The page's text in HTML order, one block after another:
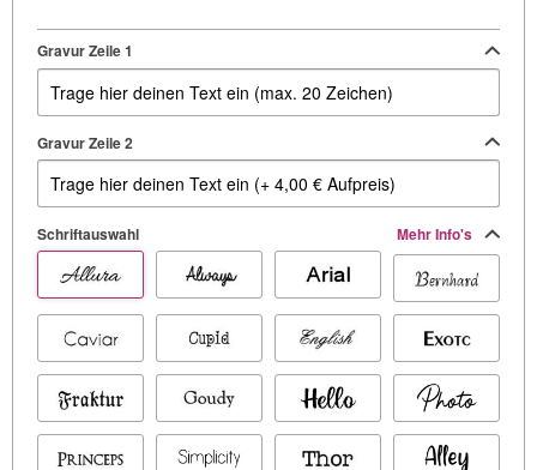
Gravur Zeile 1
Gravur Zeile 2
Schriftauswahl Mehr Info's